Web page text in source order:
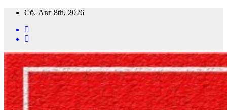
Перейти
содержимому
Сб. Авг 8th, 2026